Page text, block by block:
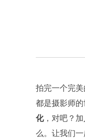
拍完一个完
都是摄影师
化，对吧？
么。让我们